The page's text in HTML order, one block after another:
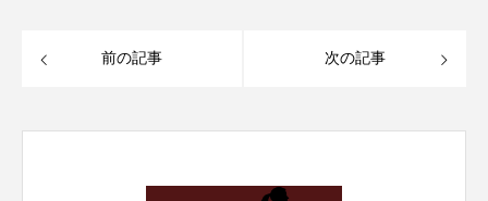
前の記事 次の記事